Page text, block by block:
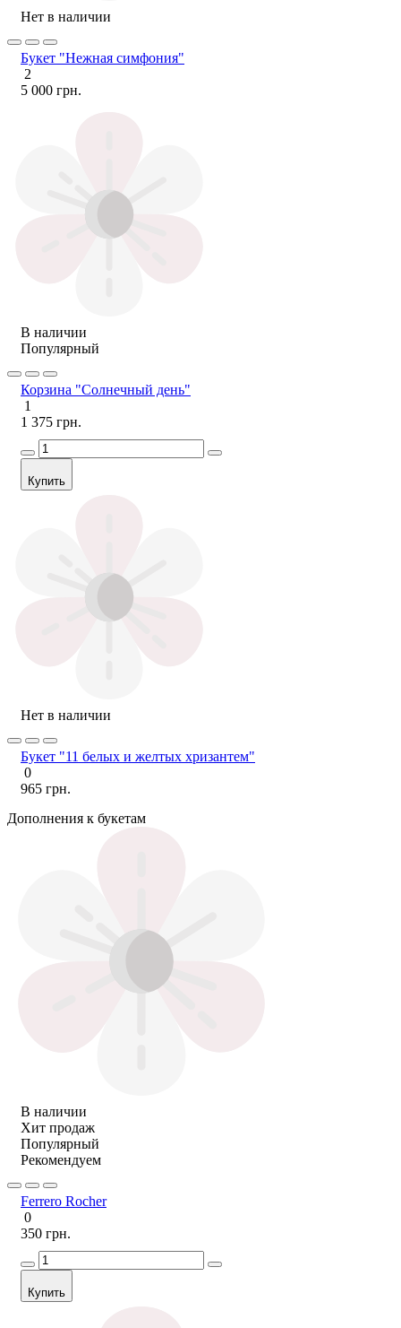
Нет в наличии
Букет "Нежная симфония"
2
5 000 грн.
В наличии
Популярный
Корзина "Солнечный день"
1
1 375 грн.
Купить
Нет в наличии
Букет "11 белых и желтых хризантем"
0
965 грн.
Дополнения к букетам
В наличии
Хит продаж
Популярный
Рекомендуем
Ferrero Rocher
0
350 грн.
Купить